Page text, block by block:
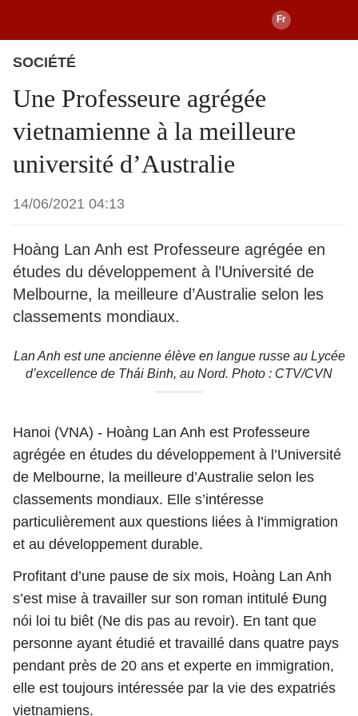
SOCIÉTÉ
Une Professeure agrégée
vietnamienne à la meilleure
université d’Australie
14/06/2021 04:13
Hoàng Lan Anh est Professeure agrégée en
études du développement à l’Université de
Melbourne, la meilleure d’Australie selon les
classements mondiaux.
Lan Anh est une ancienne élève en langue russe au Lycée
d’excellence de Thái Binh, au Nord. Photo : CTV/CVN
Hanoi (VNA) - Hoàng Lan Anh est Professeure
agrégée en études du développement à l’Université
de Melbourne, la meilleure d’Australie selon les
classements mondiaux. Elle s’intéresse
particulièrement aux questions liées à l’immigration
et au développement durable.
Profitant d’une pause de six mois, Hoàng Lan Anh
s’est mise à travailler sur son roman intitulé Đung
nói loi tu biêt (Ne dis pas au revoir). En tant que
personne ayant étudié et travaillé dans quatre pays
pendant près de 20 ans et experte en immigration,
elle est toujours intéressée par la vie des expatriés
vietnamiens.